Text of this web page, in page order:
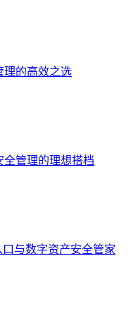
理的高效之选
全管理的理想搭档
口与数字资产安全管家